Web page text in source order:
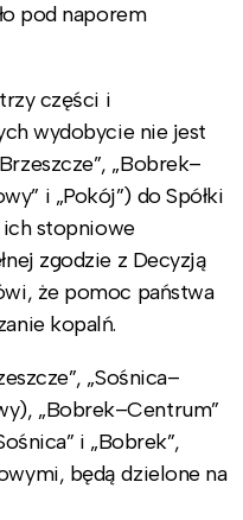
pod naporem
trzy części i
wydobycie nie jest
„Bobrek–
i „Pokój”) do Spółki
stopniowe
zgodzie z Decyzją
że pomoc państwa
kopalń.
„Sośnica–
„Bobrek–Centrum”
i „Bobrek”,
będą dzielone na